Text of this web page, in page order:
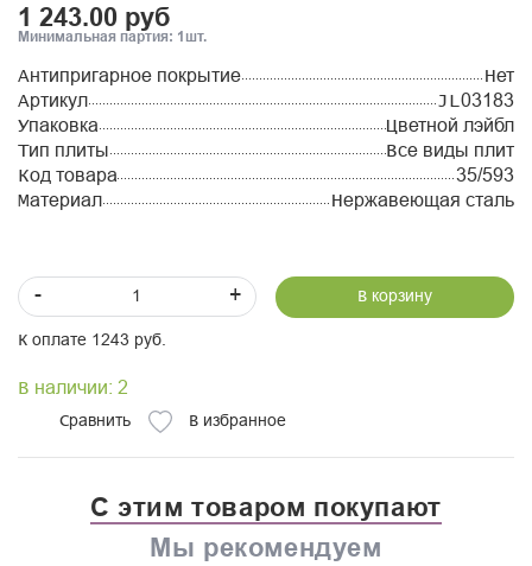
1 243.00 руб
Минимальная партия: 1шт.
Антипригарное покрытие
Нет
Артикул
JL03183
Упаковка
Цветной лэйбл
Тип плиты
Все виды плит
Код товара
35/593
Материал
Нержавеющая сталь
- + В корзину
К оплате 1243 руб.
В наличии: 2
Сравнить В избранное
С этим товаром покупают
Мы рекомендуем